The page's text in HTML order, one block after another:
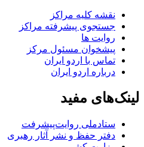
نقشه کلیه مراکز
جستجوی پیشرفته مراکز
روایت ها
پیشخوان مسئول مرکز
تماس با اردو ایران
درباره اردو ایران
لینک‌های مفید
ستاد‌ملی روایت‌پیشرفت
دفتر حفظ و نشر آثار رهبری